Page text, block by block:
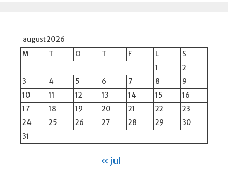
august 2026
M
T O T F L
S
1
2
3
4 5 6 7 8
9
10
11 12 13 14 15
16
17
18 19 20 21 22
23
24
25 26 27 28 29
30
31
« jul